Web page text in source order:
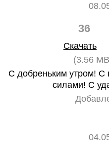
36
Скачать
(3.56
С добреньким утром!
силами! С